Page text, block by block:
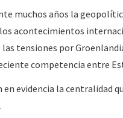
muchos años la
acontecimientos
tensiones por
competencia entre
evidencia la centralidad